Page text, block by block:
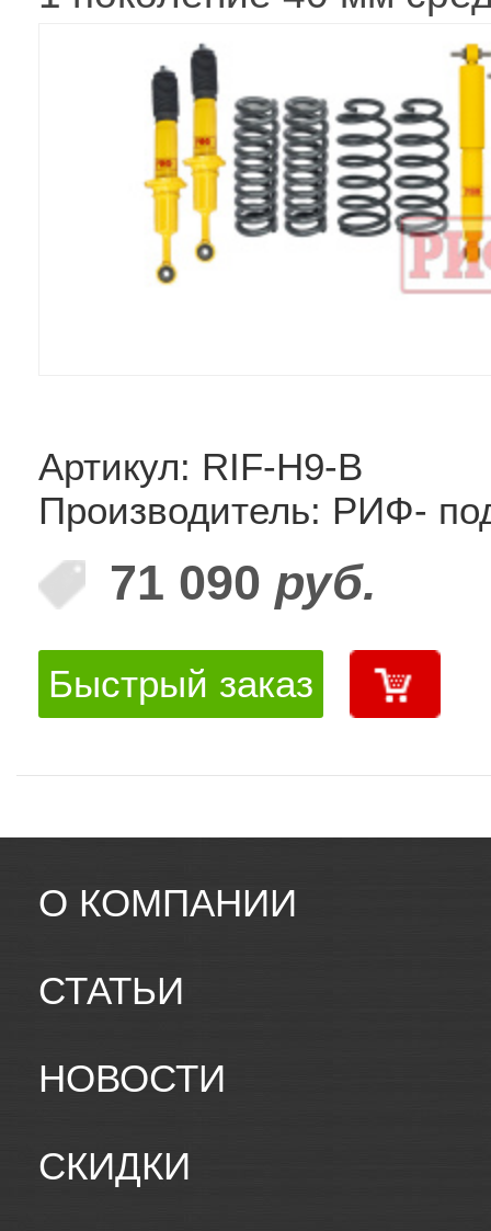
Артикул: RIF-H9-B
Производитель: РИФ-
71 090 руб.
Быстрый заказ
О КОМПАНИИ
СТАТЬИ
НОВОСТИ
СКИДКИ